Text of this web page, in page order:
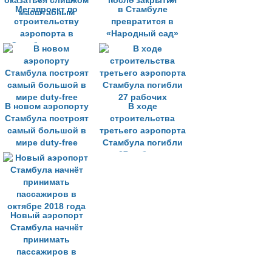
Мегапроект по
строительству
аэропорта в
Стамбуле может
оказаться слишком
масштабным
в Стамбуле
превратится в
«Народный сад»
после закрытия
В новом аэропорту
Стамбула построят
самый большой в
мире duty-free
В ходе
строительства
третьего аэропорта
Стамбула погибли
27 рабочих
Новый аэропорт
Стамбула начнёт
принимать
пассажиров в